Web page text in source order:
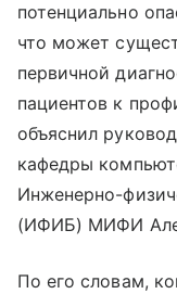
потенциально
что может
первичной
пациентов к
объяснил
кафедры
Инженерно-
(ИФИБ) МИФИ
По его словам,